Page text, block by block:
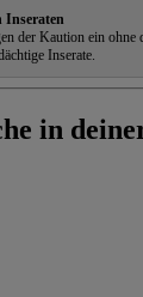
Inseraten
der Kaution ein
Inserate.
in